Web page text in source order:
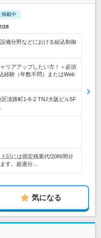
掲載中
28
備分野などにおける組込制御
リアアップしたい方！＜必須
経験（年数不問）またはWeb
区淡路町1-6-2 TNJ大阪ビル5F
記には固定残業代/20時間分
す。超過分…
気になる